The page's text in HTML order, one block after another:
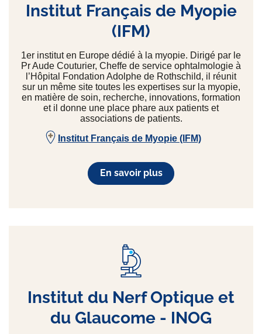
Institut Français de Myopie
(IFM)
1er institut en Europe dédié à la myopie. Dirigé par le
Pr Aude Couturier, Cheffe de service ophtalmologie à
l’Hôpital Fondation Adolphe de Rothschild, il réunit
sur un même site toutes les expertises sur la myopie,
en matière de soin, recherche, innovations, formation
et il donne une place phare aux patients et
associations de patients.
Institut Français de Myopie (IFM)
En savoir plus
Institut du Nerf Optique et
du Glaucome - INOG